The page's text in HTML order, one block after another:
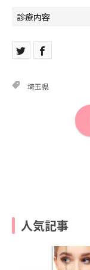
診療内容
埼玉県
人気記事